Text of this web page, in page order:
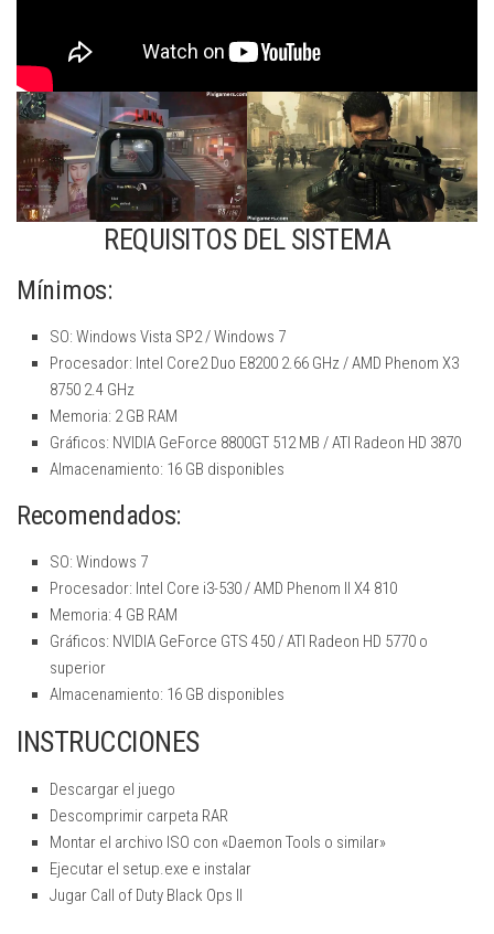
REQUISITOS DEL SISTEMA
Mínimos:
SO: Windows Vista SP2 / Windows 7
Procesador: Intel Core2 Duo E8200 2.66 GHz / AMD Phenom X3
8750 2.4 GHz
Memoria: 2 GB RAM
Gráficos: NVIDIA GeForce 8800GT 512 MB / ATI Radeon HD 3870
Almacenamiento: 16 GB disponibles
Recomendados:
SO: Windows 7
Procesador: Intel Core i3-530 / AMD Phenom II X4 810
Memoria: 4 GB RAM
Gráficos: NVIDIA GeForce GTS 450 / ATI Radeon HD 5770 o
superior
Almacenamiento: 16 GB disponibles
INSTRUCCIONES
Descargar el juego
Descomprimir carpeta RAR
Montar el archivo ISO con «Daemon Tools o similar»
Ejecutar el setup.exe e instalar
Jugar Call of Duty Black Ops II